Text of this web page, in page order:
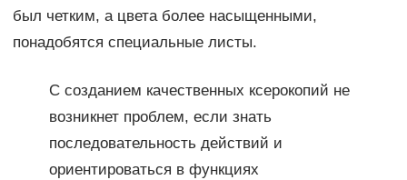
был четким, а цвета более насыщенными,
понадобятся специальные листы.
С созданием качественных ксерокопий не
возникнет проблем, если знать
последовательность действий и
ориентироваться в функциях